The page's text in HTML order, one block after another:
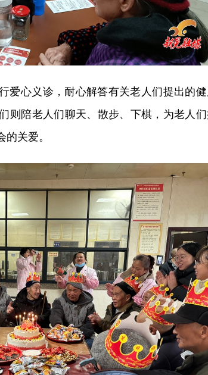
爱心义诊，耐心解答有关老人们提出的
则陪老人们聊天、散步、下棋，为老人
关爱。